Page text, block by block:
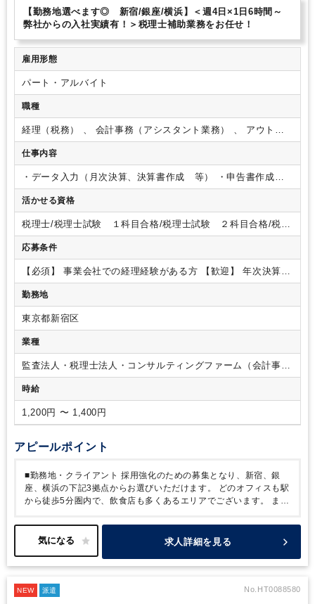
会計士/税理士試験受験生歓迎（仕事をしながら勉強できます） 週数日OK
週数日OK（曜日固定） 週数日OK（出勤日数相談可能） 週3日からOK
週4日勤務 週5日勤務 時短勤務の相談OK 勤務開始時間の相談OK
勤務終了時間の相談OK
1日7時間未満勤務OK 9時30分出社OK 残業なし 扶養控除内
駅から徒歩5分以内 オフィスカジュアルOK
研修・資格取得支援
EXCELのスキルが活かせる 英語力不要 弥生会計 freee
【勤務地選べます◎ 新宿/銀座/横浜】＜週4日×1日6時間～
弊社からの入社実績有！＞税理士補助業務をお任せ！
雇用形態
パート・アルバイト
職種
経理（税務） 、 会計事務（アシスタント業務） 、 アウトソ
ーシング・記帳代行
仕事内容
・データ入力（月次決算、決算書作成 等）
・申告書作成補
助(ご経験によっては申告書作成まで)・一部総務業務（電話対
応、来客対応 等）
活かせる資格
税理士/税理士試験 １科目合格/税理士試験 ２科目合格/税理
士試験 ３科目合格/税理士試験 ４科目合格/日商簿記 １級/
日商簿記 ２級
応募条件
【必須】 事業会社での経理経験がある方 【歓迎】
年次決算、
申告書作成経験のある方
勤務地
東京都新宿区
業種
監査法人・税理士法人・コンサルティングファーム（会計事務
所）
時給
1,200円 〜 1,400円
アピールポイント
■勤務地・クライアント 採用強化のための募集となり、新宿、銀
座、横浜の下記3拠点からお選びいただけます。
どのオフィスも駅
から徒歩5分圏内で、飲食店も多くあるエリアでございます。
ま
岐に渡ります。自計化率は50%程で、今後DX化支援も視野に入れ
て活動しております。
〇新宿オフィス（本社） 住所：東京都新宿
ルビル6階
電車：銀座線「銀座駅」S2出口より徒歩4分、日比谷線
求人詳細を見る
NEW 派遣 No.HT0088580